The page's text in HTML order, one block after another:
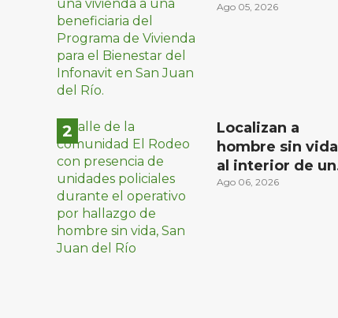
familias de bajos
Ago 05, 2026
Localizan a
hombre sin vida
al interior de un
domicilio en la
Ago 06, 2026